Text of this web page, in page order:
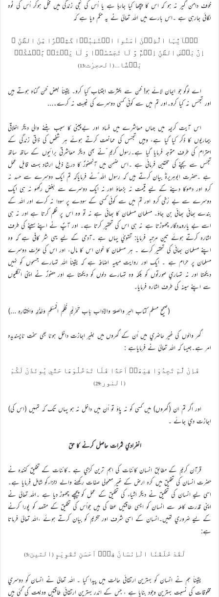
خوف دامن گير نہ ہو کہ اس کا پيچھا کيا جارہا ہے يا اُس کي نجي زندگي ميں مخل ہوکر اُس کي ٹوہ
لگائي جارہي ہے ۔اس بارے ميں اللہ تعاليٰ نے يہ حکم ديا ہے کہ
یٰۤاَیُّہَا الَّذِیۡنَ اٰمَنُوا اجۡتَنِبُوۡا کَثِیۡرًا مِّنَ الظَّنِّ ۫
اِنَّ بَعۡضَ الظَّنِّ اِثۡمٌ وَّ لَا تَجَسَّسُوۡا وَ لَا یَغۡتَبۡ بَّعۡضُکُمۡ
بَعۡضًا…(الحجرٰت:13)
اے لوگو جو ايمان لائے ہو! ظن سے بکثرت اجتناب کيا کرو۔ يقيناً بعض ظن گناہ ہوتے ہيں
اور تجسّس نہ کيا کرو۔اور تم ميں سے کوئي کسي دوسرے کي غيبت نہ کرے۔…
اس آيت کريمہ ميں جہاں معاشرے ميں فساد اور بےچيني کا سبب بننے والي ديگر اخلاقي
بيماريوں کا ذکر کيا گيا ہے، وہيں تجسّس کي ممانعت کرتے ہوئے ہر شخص کي ذاتي زندگي کے
احترام کي طرف متوجہ فرمايا گيا ہے۔رسول کريم ؐنے بھي ديگر معاشرتي برائيوں کے ساتھ ساتھ
تجسّس سے بچنے کي تلقين فرمائي ہے ۔اس ضمن ميں آنحضورؐ کا درج ذيل ارشاد بہت قابل عمل
ہے ۔حضرت ابوہريرہؓ بيان کرتے ہيں کہ رسول اللہ ؐنے فرماياکہ تم ايک دوسرے سے حسد نہ
کرو اور دھوکا دينے کے ليے قيمت نہ بڑھاؤ اور نہ ايک دوسرے سے بغض رکھو نہ ہي ايک
دوسرے سے بے رُخي کرو اور تم ميں سے کوئي کسي کے سودے پر سودا نہ کرے اور اللہ کے
بندے بھائي بھائي بن جاؤ۔ مسلمان مسلمان کا بھائي ہے نہ تو وہ اس پر ظلم کرتا ہے اور نہ ہي
اسے بے يارومددگار چھوڑتا ہے نہ ہي اس کي تحقير کرتا ہے۔ اور آپؐ نے اپنے سينے کي طرف
اشارہ کرتے ہوئے تين مرتبہ فرمايا: تقويٰ يہاں ہے ۔آدمي کے ليے يہي شرّ کافي ہے کہ وہ
اپنے مسلمان بھائي کي تحقير کرے ۔ ہر مسلمان کا خون اس کا مال، اور اس کي عزّت دوسرے
مسلمان پر حرام ہے ۔ ايک اور روايت ميںيہ اضافہ ہے کہ يقيناً اللہ تمہارے جسموں کو نہيں
ديکھتا اور نہ تمہاري صورتوں کو بلکہ وہ تمہارے دلوں کو ديکھتا ہے اور حضورؐ نے اپني انگليوں
سے اپنے سينہ کي طرف اشارہ فرمايا۔
(صحيح مسلم کتاب البر والصلة والاۤداب بَاب تَحْرِيْمِ ظُلْمِ الْمُسْلِمِ وَخَذْلِہِ وَاحْتِقَارِہِ …)
گھر والوں کي غير حاضري ميں اُن کے گھروں ميں بغير اجازت داخل ہونا بھي سخت ناپسنديدہ
امر ہے۔جيسا کہ اللہ تعاليٰ نے فرماياہے :
فَاِنْ لَّمْ تَجِدُوْا فِيْھَاۤ اَحَدًا فَلَا تَدْخُلُوْھَا حَتّٰي يُوئْذَنَ لَکُمْ
(النور:29)
اور اگر تم ان (گھروں) ميں کسي کو نہ پاؤ تو اُن ميں داخل نہ ہو يہاں تک کہ تمہيں (اس کي)
اجازت دي جائے ۔
انفرادي ثمرات حاصل کرنے کا حق
قرآن کريم کے مطابق انسان کائنات کي اہم ترين کڑي ہے ۔کائنات کے تخليق کنندہ نے
حضرت انسان کي تخليق ميں کرّہ ارض کے غير معمولي صفات رکھنے والے اجزاءکو شامل فرمايا ہے۔
اسي ليے انسان کي تخليق نے ديگر اشياء کي تخليق کے عمل کو پيچھے چھوڑ ديا ہے ۔اللہ تعاليٰ نے
اپني قدرت کاملہ سے انسان کو ايسي طاقتيں عطا کي ہيں جواُس کي تخليق کے مقصد کو پورا کرنے
کے ليے ضروري تھيں۔انسان کے اسي شرف اور تکريم کو بيان کرتے ہوئے ،اللہ تعاليٰ فرماتا
ہے:
لَقَدْ خَلَقْنَا الْاِنْسَانَ فِيْۤ اَحْسَنِ تَقْوِيْمٍ (التين:5)
يقيناً ہم نے انسان کو بہترين ارتقائي حالت ميں پيدا کيا ۔ اللہ تعاليٰ نے انسان کو دوسري
مخلوقات کي نسبت بہترين وجود بنايا ہے ، جس کے اندر بہترين ارتقائي طاقتيں وديعت کي گئي ہيں